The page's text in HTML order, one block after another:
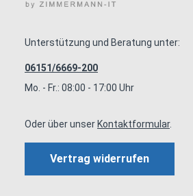
Unterstützung und Beratung unter:
06151/6669-200
Mo. - Fr.: 08:00 - 17:00 Uhr
Oder über unser Kontaktformular.
Vertrag widerrufen